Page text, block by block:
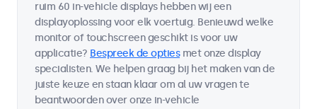
ruim 60 in-vehicle displays hebben wij een
displayoplossing voor elk voertuig. Benieuwd welke
monitor of touchscreen geschikt is voor uw
applicatie? Bespreek de optiesmet onze display
specialisten. We helpen graag bij het maken van de
juiste keuze en staan klaar om al uw vragen te
beantwoorden over onze in-vehicle